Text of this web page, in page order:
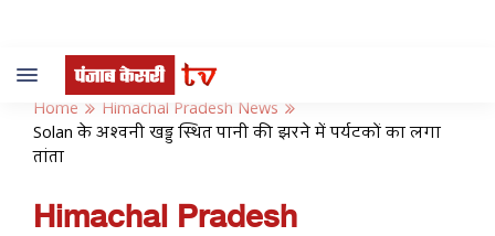
Toggle
navigation
Home
Himachal Pradesh News
Solan के अश्वनी खड्ड स्थित पानी की झरने में पर्यटकों का लगा
तांता
Himachal Pradesh